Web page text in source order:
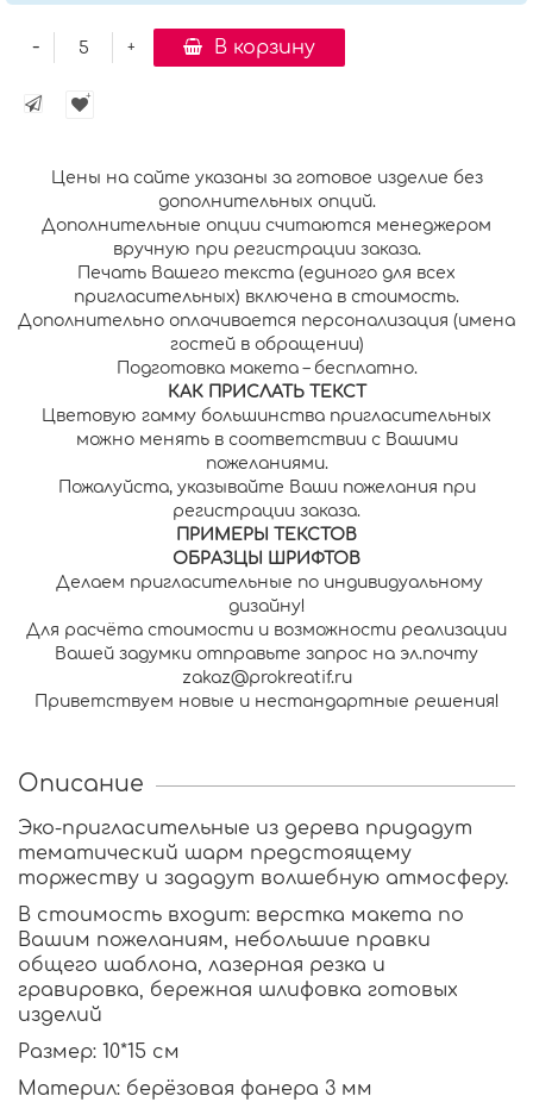
+
- В корзину
Цены на сайте указаны за готовое изделие без
дополнительных опций.
Дополнительные опции считаются менеджером
вручную при регистрации заказа.
Печать Вашего текста (единого для всех
пригласительных) включена в стоимость.
Дополнительно оплачивается персонализация (имена
гостей в обращении)
Подготовка макета – бесплатно.
КАК ПРИСЛАТЬ ТЕКСТ
Цветовую гамму большинства пригласительных
можно менять в соответствии с Вашими
пожеланиями.
Пожалуйста, указывайте Ваши пожелания при
регистрации заказа.
ПРИМЕРЫ ТЕКСТОВ
ОБРАЗЦЫ ШРИФТОВ
Делаем пригласительные по индивидуальному
дизайну!
Для расчёта стоимости и возможности реализации
Вашей задумки отправьте запрос на эл.почту
zakaz@prokreatif.ru
Приветствуем новые и нестандартные решения!
Описание
Эко-пригласительные из дерева придадут
тематический шарм предстоящему
торжеству и зададут волшебную атмосферу.
В стоимость входит: верстка макета по
Вашим пожеланиям, небольшие правки
общего шаблона, лазерная резка и
гравировка, бережная шлифовка готовых
изделий
Размер: 10*15 см
Материл: берёзовая фанера 3 мм